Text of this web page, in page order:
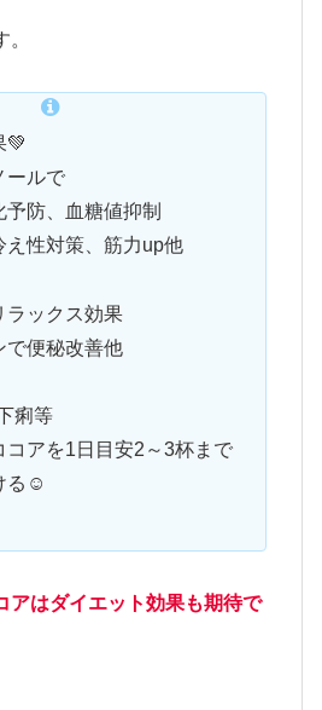
💚
ールで
防、血糖値抑制
え性対策、筋力up他
ラックス効果
で便秘改善他
痢等
コアを1日目安2～3杯まで
る☺️
アはダイエット効果も期待で